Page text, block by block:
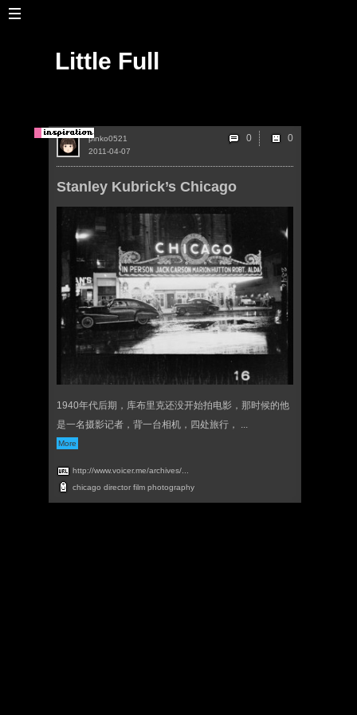
Little Full
Stanley Kubrick’s Chicago
1940年代后期，库布里克还没开始拍电影，那时候的他
是一名摄影记者，背一台相机，四处旅行， ...
More
http://www.voicer.me/archives/...
chicago director film photography
2011-04-07
pinko0521 0